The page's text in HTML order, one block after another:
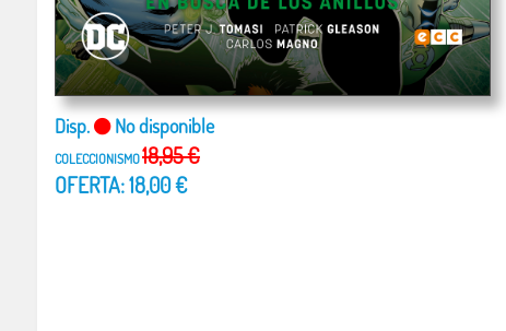
Disp. No disponible
COLECCIONISMO18,95 €
OFERTA: 18,00 €